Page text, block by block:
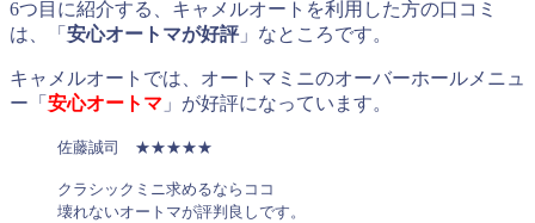
6つ目に紹介する、キャメルオートを利用した方の口コミ
は、「 安心オートマが好評 」なところです。
キャメルオートでは、オートマミニのオーバーホールメニュ
ー「 安心オートマ 」が好評になっています。
佐藤誠司 ★★★★★
クラシックミニ求めるならココ
壊れないオートマが評判良しです。